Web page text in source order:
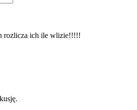
rozlicza ich ile wlizie!!!!!